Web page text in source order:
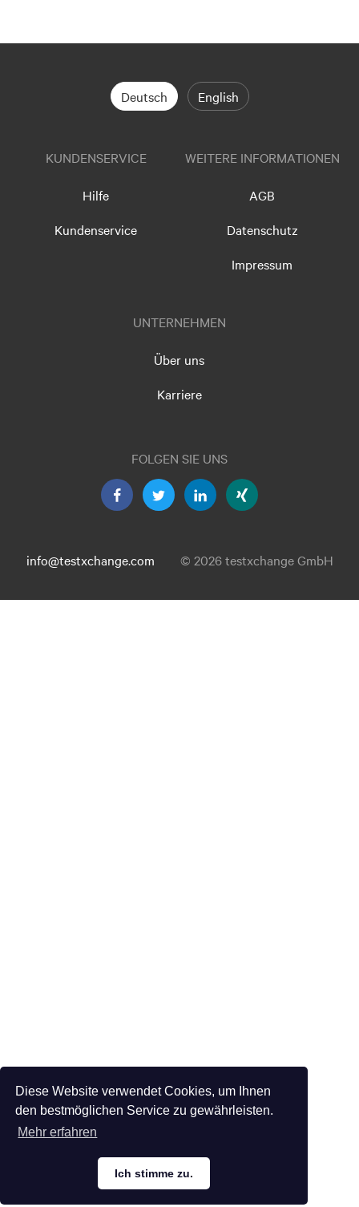
Diese Website verwendet Cookies, um Ihnen
den bestmöglichen Service zu gewährleisten.
Mehr erfahren
Ich stimme zu.
Deutsch English
KUNDENSERVICE
Hilfe
Kundenservice
WEITERE INFORMATIONEN
AGB
Datenschutz
Impressum
UNTERNEHMEN
Über uns
Karriere
FOLGEN SIE UNS
info@testxchange.com © 2026 testxchange GmbH